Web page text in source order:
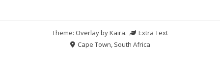
Theme: Overlay byKaira.
Extra Text
Cape Town, South Africa